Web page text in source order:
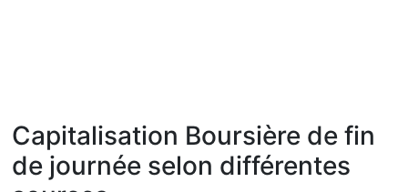
Capitalisation Boursière de fin
de journée selon différentes